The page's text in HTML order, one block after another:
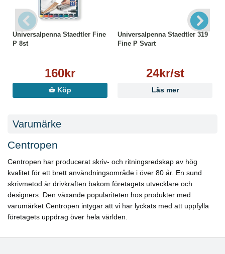
Universalpenna Staedtler Fine
P 8st
160kr
Köp
Universalpenna Staedtler 319
Fine P Svart
24kr/st
Läs mer
Varumärke
Centropen
Centropen har producerat skriv- och ritningsredskap av hög
kvalitet för ett brett användningsområde i över 80 år. En sund
skrivmetod är drivkraften bakom företagets utvecklare och
designers. Den växande populariteten hos produkter med
varumärket Centropen intygar att vi har lyckats med att uppfylla
företagets uppdrag över hela världen.